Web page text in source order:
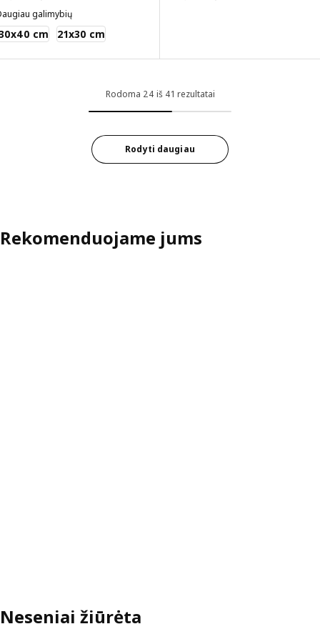
galimybių
cm 21x30 cm
Rodoma 24 iš 41 rezultatai
Rodyti daugiau
Rekomenduojame jums
Neseniai žiūrėta